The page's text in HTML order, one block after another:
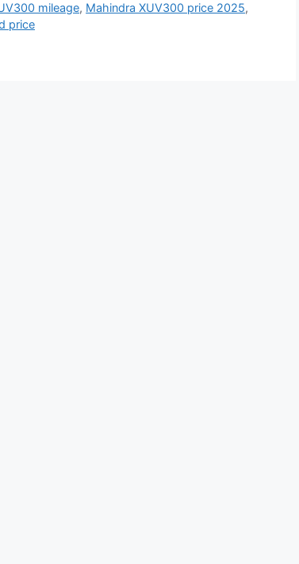
mileage, Mahindra XUV300 price 2025,
price